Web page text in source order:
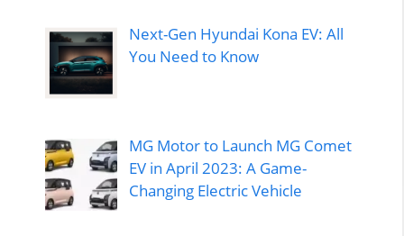
Next-Gen Hyundai Kona EV: All
You Need to Know
MG Motor to Launch MG Comet
EV in April 2023: A Game-
Changing Electric Vehicle